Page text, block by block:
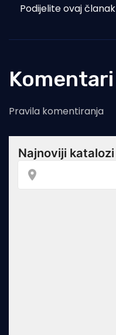
Podijelite ovaj članak
Komentari
Pravila komentiranja